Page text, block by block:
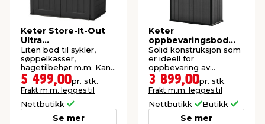
Keter Store-It-Out
Ultra
oppbevaringsbod
2000 liter
Liten bod til sykler,
søppelkasser,
hagetilbehør m.m. Kan
låses med hengelås.
5 499,00pr. stk.
Frakt m.m. legges til
Nettbutikk
Se mer
Keter
oppbevaringsbod
Cortina Alto
Solid konstruksjon som
er ideell for
oppbevaring av
hageredskaper, puter
og annet utstyr.
3 899,00pr. stk.
Frakt m.m. legges til
Nettbutikk Butikk
Se mer